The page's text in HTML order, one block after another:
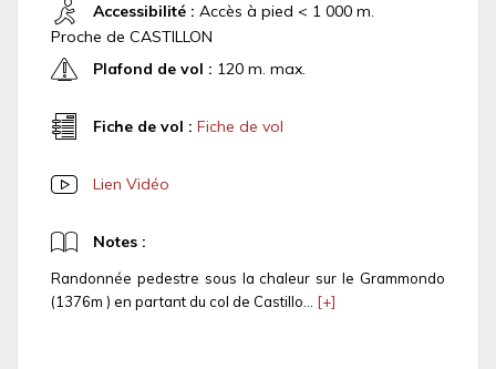
Accessibilité : Accès à pied < 1 000 m.
Proche de CASTILLON
Plafond de vol : 120 m. max.
Fiche de vol : Fiche de vol
Lien Vidéo
Notes :
Randonnée pedestre sous la chaleur sur le Grammondo
(1376m ) en partant du col de Castillo... [+]